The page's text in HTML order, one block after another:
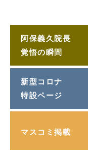
阿保義久院長
覚悟の瞬間
新型コロナ
特設ページ
マスコミ掲載